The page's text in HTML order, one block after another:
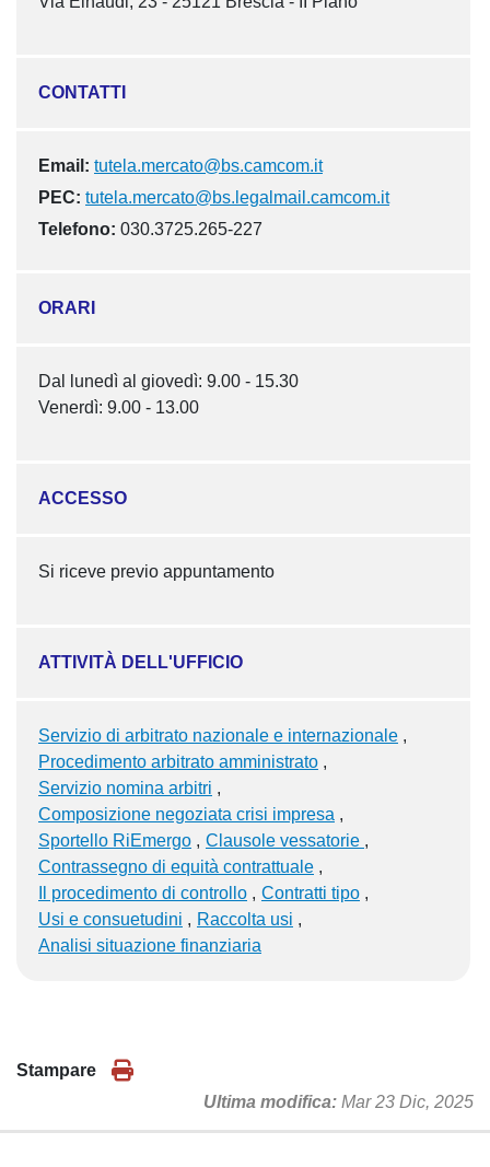
CONTATTI
Email: tutela.mercato@bs.camcom.it
PEC: tutela.mercato@bs.legalmail.camcom.it
Telefono: 030.3725.265-227
ORARI
Dal lunedì al giovedì: 9.00 - 15.30
Venerdì: 9.00 - 13.00
ACCESSO
Si riceve previo appuntamento
ATTIVITÀ DELL'UFFICIO
Servizio di arbitrato nazionale e internazionale
Procedimento arbitrato amministrato
Servizio nomina arbitri
Composizione negoziata crisi impresa
Sportello RiEmergo
Clausole vessatorie
Contrassegno di equità contrattuale
Il procedimento di controllo
Contratti tipo
Usi e consuetudini
Raccolta usi
Analisi situazione finanziaria
Stampare
Ultima modifica Mar 23 Dic, 2025